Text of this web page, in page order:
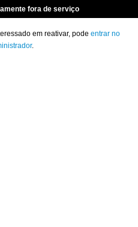
fora de serviço
em reativar, pode entrar no
.